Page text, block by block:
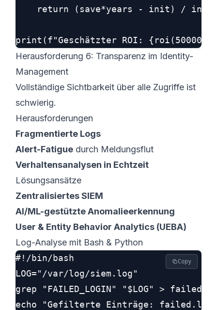
return (save*years - init) / init
Herausforderung 6: Transparenz im Identity-
Management
Vollständige Sichtbarkeit über alle Zugriffe ist
schwierig.
Herausforderungen
Fragmentierte Logs
Alert-Fatigue durch Meldungsflut
Verhaltensanalysen in Echtzeit
Lösungsansätze
Zentralisiertes SIEM
AI/ML-gestützte Anomalieerkennung
User & Entity Behavior Analytics (UEBA)
Log-Analyse mit Bash & Python
#!/bin/bash
LOG="/var/log/siem.log"
grep "FAILED_LOGIN" "$LOG" >
Copy